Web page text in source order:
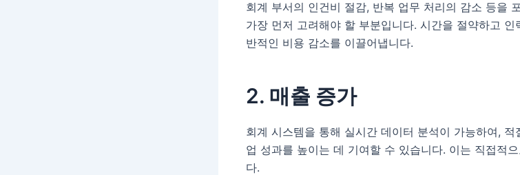
회계 부서의 인건비 절감, 반복 업무 처리의 감소 등을
가장 먼저 고려해야 할 부분입니다. 시간을 절약하고
반적인 비용 감소를 이끌어냅니다.
2. 매출 증가
회계 시스템을 통해 실시간 데이터 분석이 가능하여,
업 성과를 높이는 데 기여할 수 있습니다. 이는 직접적
다.